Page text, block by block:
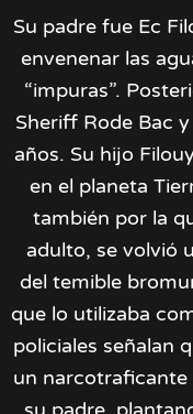
Su padre fue Ec
envenenar las
“impuras”.
Sheriff Rode Bac
años. Su hijo
en el planeta
también por la
adulto, se volvió
del temible
que lo utilizaba
policiales señalan
un narcotraficante
su padre,